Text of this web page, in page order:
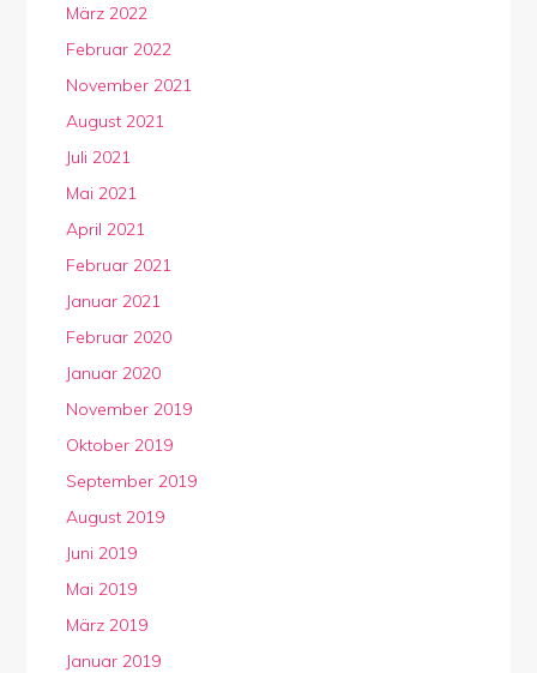
März 2022
Februar 2022
November 2021
August 2021
Juli 2021
Mai 2021
April 2021
Februar 2021
Januar 2021
Februar 2020
Januar 2020
November 2019
Oktober 2019
September 2019
August 2019
Juni 2019
Mai 2019
März 2019
Januar 2019